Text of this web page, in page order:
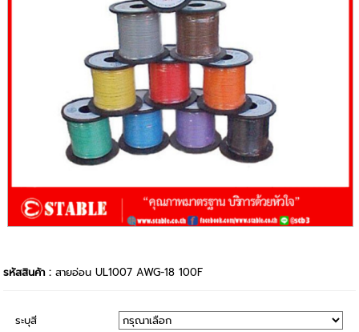
รหัสสินค้า :สายอ่อน UL1007 AWG-18 100F
ระบุสี